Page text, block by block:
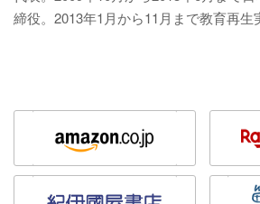
締役。2013年1月から11月まで教育再生